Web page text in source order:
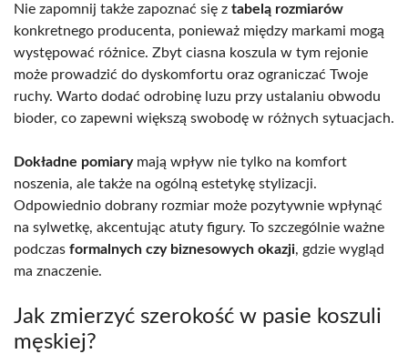
Nie zapomnij także zapoznać się z tabelą rozmiarów
konkretnego producenta, ponieważ między markami mogą
występować różnice. Zbyt ciasna koszula w tym rejonie
może prowadzić do dyskomfortu oraz ograniczać Twoje
ruchy. Warto dodać odrobinę luzu przy ustalaniu obwodu
bioder, co zapewni większą swobodę w różnych sytuacjach.
Dokładne pomiarymają wpływ nie tylko na komfort
noszenia, ale także na ogólną estetykę stylizacji.
Odpowiednio dobrany rozmiar może pozytywnie wpłynąć
na sylwetkę, akcentując atuty figury. To szczególnie ważne
podczas formalnych czy biznesowych okazji, gdzie wygląd
ma znaczenie.
Jak zmierzyć szerokość w pasie koszuli
męskiej?